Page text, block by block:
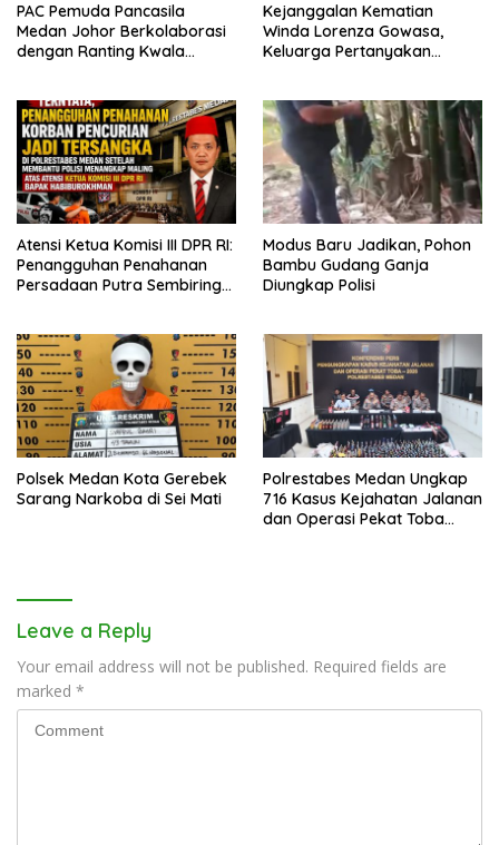
PAC Pemuda Pancasila
Medan Johor Berkolaborasi
dengan Ranting Kwala
Jemaah dan Pengguna Jalan
Kejanggalan Kematian
Winda Lorenza Gowasa,
Keluarga Pertanyakan
Atensi Ketua Komisi III DPR RI:
Penangguhan Penahanan
Persadaan Putra Sembiring
Modus Baru Jadikan, Pohon
Bambu Gudang Ganja
Diungkap Polisi
Polsek Medan Kota Gerebek
Sarang Narkoba di Sei Mati
Polrestabes Medan Ungkap
716 Kasus Kejahatan Jalanan
dan Operasi Pekat Toba
Leave a Reply
Your email address will not be published. Required fields are
marked *